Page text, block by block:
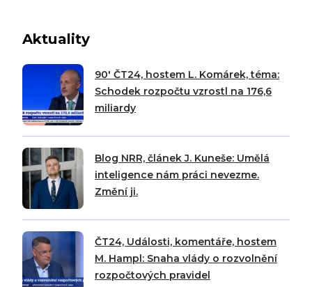
Aktuality
90′ ČT24, hostem L. Komárek, téma:
Schodek rozpočtu vzrostl na 176,6
miliardy
Blog NRR, článek J. Kuneše: Umělá
inteligence nám práci nevezme.
Změní ji.
ČT24, Události, komentáře, hostem
M. Hampl: Snaha vlády o rozvolnění
rozpočtových pravidel